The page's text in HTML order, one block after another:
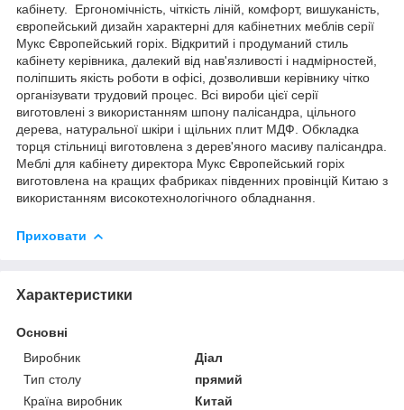
кабінету. Ергономічність, чіткість ліній, комфорт, вишуканість,
європейський дизайн характерні для кабінетних меблів серії
Мукс Європейський горіх. Відкритий і продуманий стиль
кабінету керівника, далекий від нав'язливості і надмірностей,
поліпшить якість роботи в офісі, дозволивши керівнику чітко
організувати трудовий процес. Всі вироби цієї серії
виготовлені з використанням шпону палісандра, цільного
дерева, натуральної шкіри і щільних плит МДФ. Обкладка
торця стільниці виготовлена з дерев'яного масиву палісандра.
Меблі для кабінету директора Мукс Європейський горіх
виготовлена на кращих фабриках південних провінцій Китаю з
використанням високотехнологічного обладнання.
Приховати
Характеристики
Основні
Виробник
Діал
Тип столу
прямий
Країна виробник
Китай